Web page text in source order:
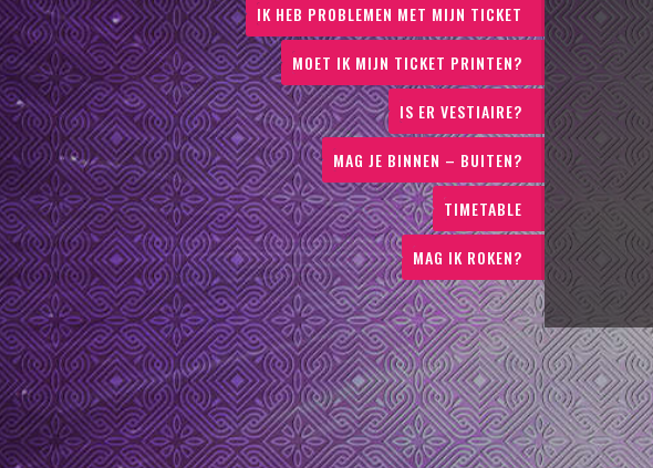
IK HEB PROBLEMEN MET MIJN TICKET
MOET IK MIJN TICKET PRINTEN?
IS ER VESTIAIRE?
MAG JE BINNEN – BUITEN?
TIMETABLE
MAG IK ROKEN?